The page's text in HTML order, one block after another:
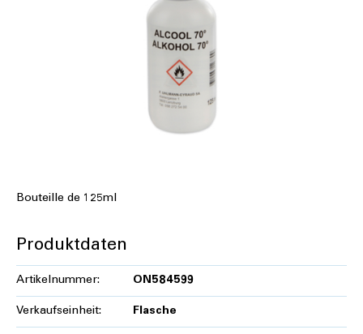
Bouteille de 125ml
Produktdaten
Artikelnummer: ON584599
Verkaufseinheit: Flasche